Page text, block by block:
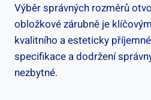
Výběr správných rozměrů
obložkové zárubně je
kvalitního a esteticky
specifikace a dodržení
nezbytné.